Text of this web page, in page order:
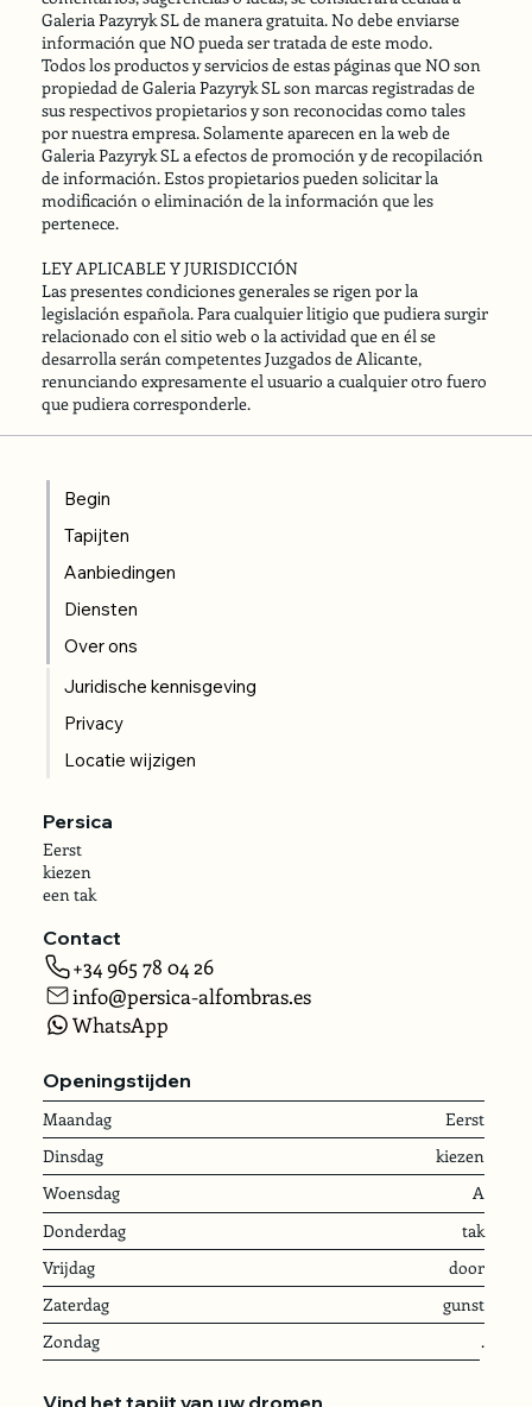
Galeria Pazyryk SL de manera gratuita. No debe enviarse
información que NO pueda ser tratada de este modo.
Todos los productos y servicios de estas páginas que NO son
propiedad de Galeria Pazyryk SL son marcas registradas de
sus respectivos propietarios y son reconocidas como tales
por nuestra empresa. Solamente aparecen en la web de
Galeria Pazyryk SL a efectos de promoción y de recopilación
de información. Estos propietarios pueden solicitar la
modificación o eliminación de la información que les
pertenece.
LEY APLICABLE Y JURISDICCIÓN
Las presentes condiciones generales se rigen por la
legislación española. Para cualquier litigio que pudiera surgir
relacionado con el sitio web o la actividad que en él se
desarrolla serán competentes Juzgados de Alicante,
renunciando expresamente el usuario a cualquier otro fuero
que pudiera corresponderle.
Begin
Tapijten
Aanbiedingen
Diensten
Over ons
Juridische kennisgeving
Privacy
Locatie wijzigen
Persica
Eerst
kiezen
een tak
Contact
+34 965 78 04 26
info@persica-alfombras.es
WhatsApp
Openingstijden
Maandag
Eerst
Dinsdag
kiezen
Woensdag
A
Donderdag
tak
Vrijdag
door
Zaterdag
gunst
Zondag
.
Vind het tapijt van uw dromen